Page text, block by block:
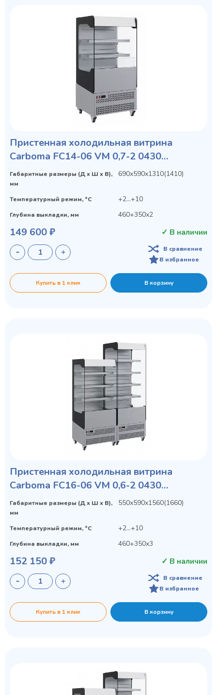
Пристенная холодильная витрина
Carboma FC14-06 VM 0,7-2 0430
(VIVARA)
Габаритные размеры (Д х Ш х В),
мм
690х590х1310(1410)
Температурный режим, °C +2...+10
Глубина выкладки, мм 460+350х2
149 600 ₽ ✓ В наличии
В сравнение
В избранное
Купить в 1 клик В корзину
Пристенная холодильная витрина
Carboma FC16-06 VM 0,6-2 0430
(VIVARA)
Габаритные размеры (Д х Ш х В),
мм
550х590х1560(1660)
Температурный режим, °C +2...+10
Глубина выкладки, мм 460+350х3
152 150 ₽ ✓ В наличии
В сравнение
В избранное
Купить в 1 клик В корзину